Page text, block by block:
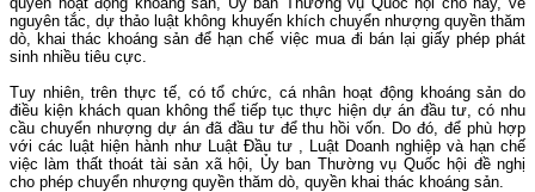
nguyên tắc, dự thảo luật không khuyến khích chuyển nhượng quyền thăm
dò, khai thác khoáng sản để hạn chế việc mua đi bán lại giấy phép phát
sinh nhiều tiêu cực.
Tuy nhiên, trên thực tế, có tổ chức, cá nhân hoạt động khoáng sản do
điều kiện khách quan không thể tiếp tục thực hiện dự án đầu tư, có nhu
cầu chuyển nhượng dự án đã đầu tư để thu hồi vốn. Do đó, để phù hợp
với các luật hiện hành như Luật Đầu tư , Luật Doanh nghiệp và hạn chế
việc làm thất thoát tài sản xã hội, Ủy ban Thường vụ Quốc hội đề nghị
cho phép chuyển nhượng quyền thăm dò, quyền khai thác khoáng sản.